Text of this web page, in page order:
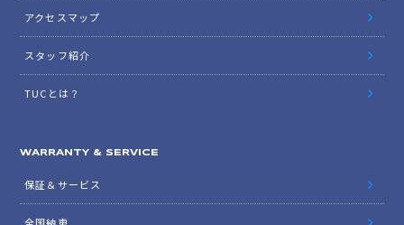
アクセスマップ
スタッフ紹介
TUCとは？
WARRANTY & SERVICE
保証＆サービス